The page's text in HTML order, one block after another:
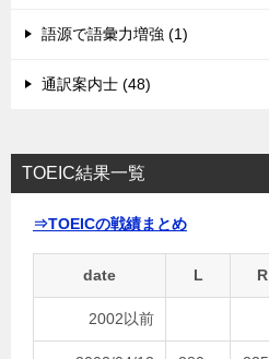
語源で語彙力増強 (1)
通訳案内士 (48)
TOEIC結果一覧
⇒TOEICの戦績まとめ
date L R
2002以前